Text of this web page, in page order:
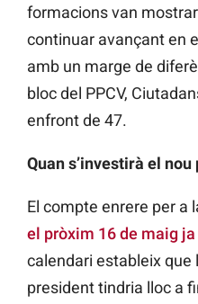
formacions van
continuar avançant en
amb un marge de
bloc del PPCV,
enfront de 47.
Quan s’investirà el
El compte enrere per a
el pròxim 16 de maig
calendari estableix que
president tindria lloc a